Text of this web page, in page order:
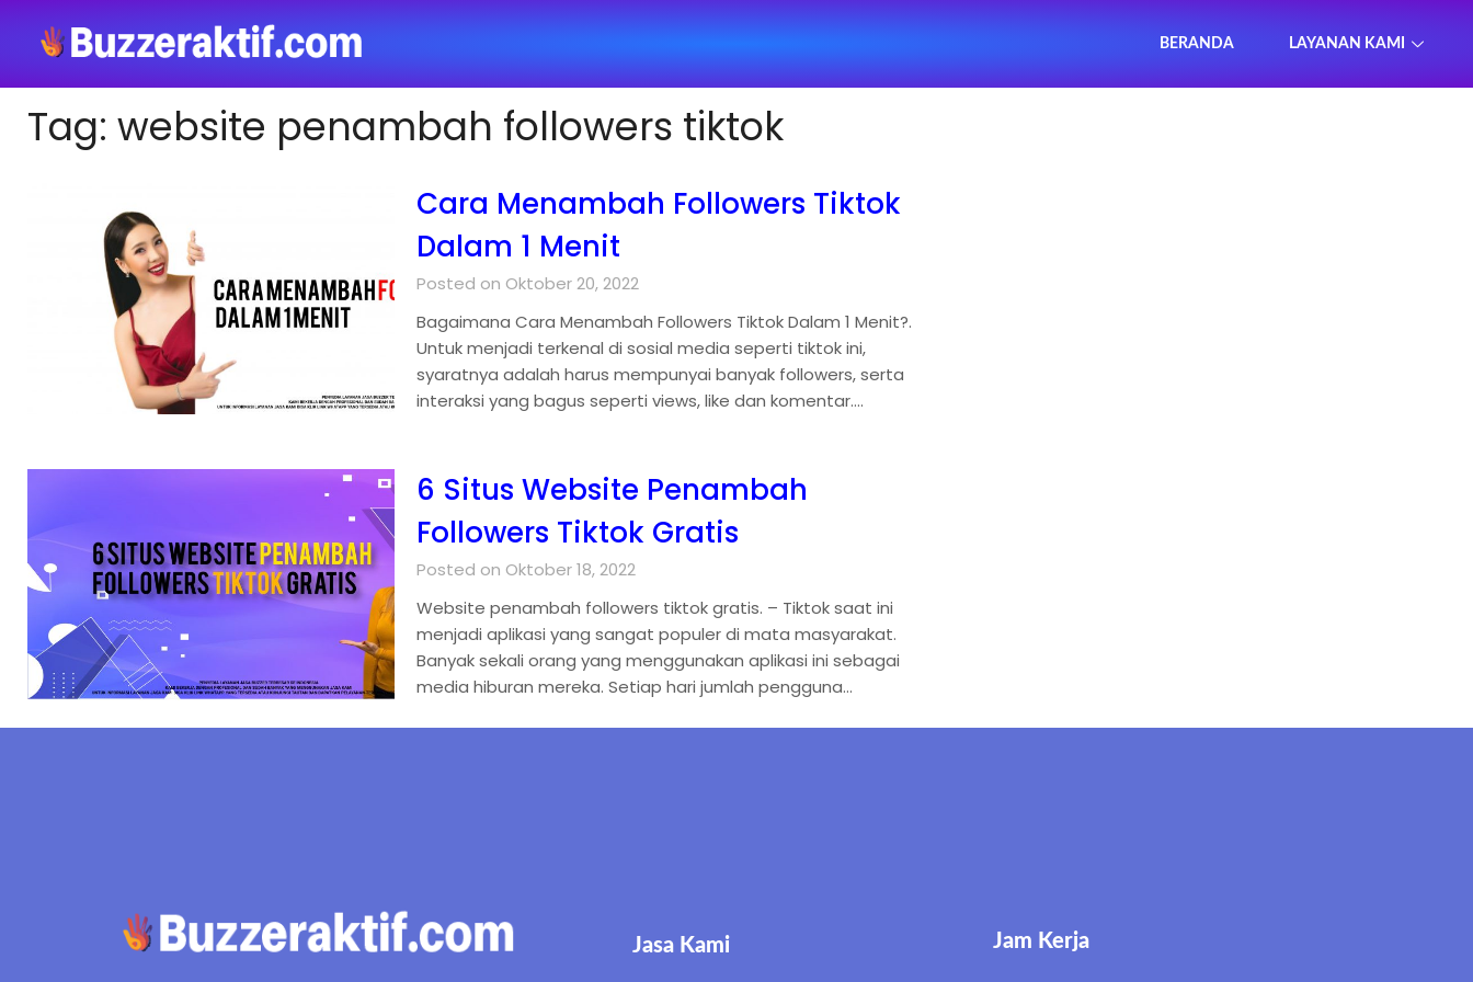
BERANDA LAYANAN KAMI
Tag: website penambah followers tiktok
Cara Menambah Followers Tiktok
Dalam 1 Menit
Posted on Oktober 20, 2022
Bagaimana Cara Menambah Followers Tiktok Dalam 1 Menit?.
Untuk menjadi terkenal di sosial media seperti tiktok ini,
syaratnya adalah harus mempunyai banyak followers, serta
interaksi yang bagus seperti views, like dan komentar….
6 Situs Website Penambah
Followers Tiktok Gratis
Posted on Oktober 18, 2022
Website penambah followers tiktok gratis. – Tiktok saat ini
menjadi aplikasi yang sangat populer di mata masyarakat.
Banyak sekali orang yang menggunakan aplikasi ini sebagai
media hiburan mereka. Setiap hari jumlah pengguna…
Jasa Kami Jam Kerja